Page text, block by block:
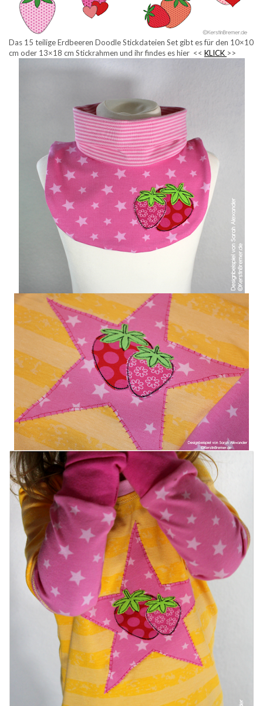
Das 15 teilige Erdbeeren Doodle Stickdateien Set gibt es für den 10×10
cm oder 13×18 cm Stickrahmen und ihr findes es hier << KLICK >>